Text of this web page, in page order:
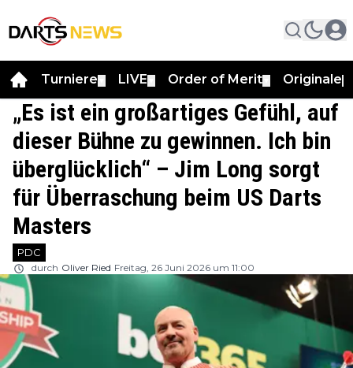
Turniere LIVE Order of Merit Originale
„Es ist ein großartiges Gefühl, auf
dieser Bühne zu gewinnen. Ich bin
überglücklich“ – Jim Long sorgt
für Überraschung beim US Darts
Masters
PDC
durch Oliver Ried Freitag, 26 Juni 2026 um 11:00